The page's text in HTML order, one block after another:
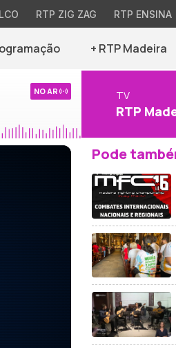
RTP ZIG ZAG RTP ENSINA
+ RTP Madeira
NO AR TV
RTP
Pode